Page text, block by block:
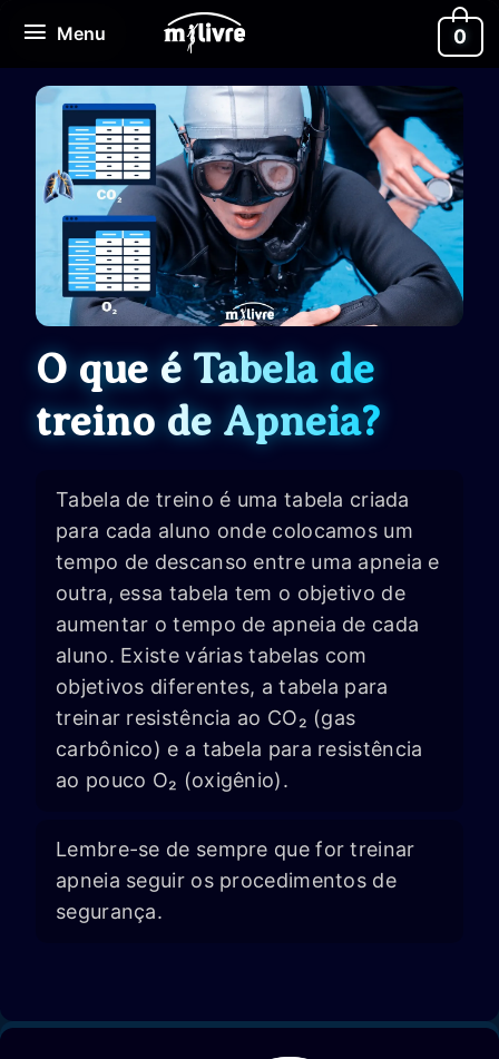
para
conteúdo
Menu
Menu 0
O que é Tabela de
treino de Apneia?
Tabela de treino é uma tabela criada
para cada aluno onde colocamos um
tempo de descanso entre uma apneia e
outra, essa tabela tem o objetivo de
aumentar o tempo de apneia de cada
aluno. Existe várias tabelas com
objetivos diferentes, a tabela para
treinar resistência ao CO₂ (gas
carbônico) e a tabela para resistência
ao pouco O₂ (oxigênio).
Lembre-se de sempre que for treinar
apneia seguir os procedimentos de
segurança.